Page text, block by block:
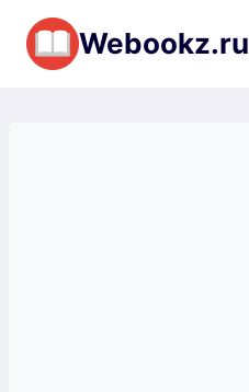
Перейти
содержимому
Webookz.ru